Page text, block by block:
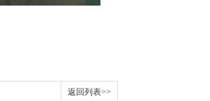
返回列表>>